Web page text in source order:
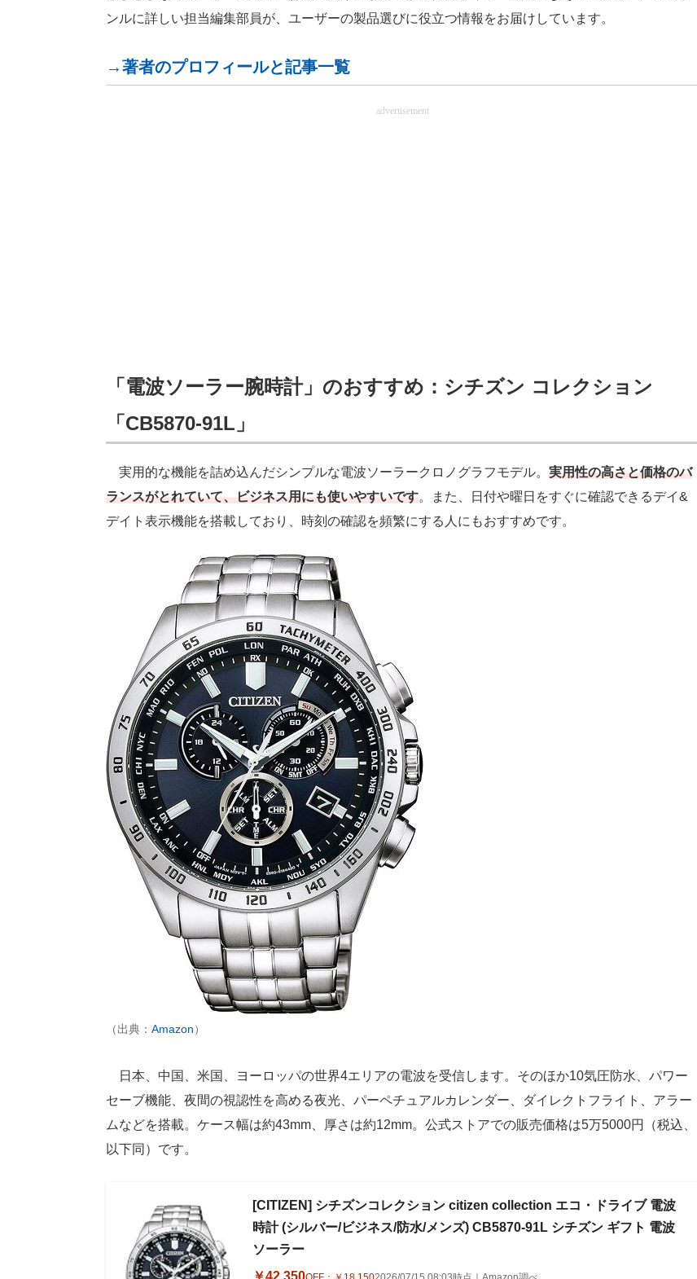
ンルに詳しい担当編集部員が、ユーザーの製品選びに役立つ情報をお届けしています。
→著者のプロフィールと記事一覧
advertisement
「電波ソーラー腕時計」のおすすめ：シチズン コレクション
「CB5870-91L」
実用的な機能を詰め込んだシンプルな電波ソーラークロノグラフモデル。 実用性の高さと価格のバ
ランスがとれていて、ビジネス用にも使いやすいです。また、日付や曜日をすぐに確認できるデイ&
デイト表示機能を搭載しており、時刻の確認を頻繁にする人にもおすすめです。
（出典： Amazon）
日本、中国、米国、ヨーロッパの世界4エリアの電波を受信します。そのほか10気圧防水、パワー
セーブ機能、夜間の視認性を高める夜光、パーペチュアルカレンダー、ダイレクトフライト、アラー
ムなどを搭載。ケース幅は約43mm、厚さは約12mm。公式ストアでの販売価格は5万5000円（税込、
以下同）です。
[CITIZEN] シチズンコレクション citizen collection エコ・ドライブ 電波
時計 (シルバー/ビジネス/防水/メンズ) CB5870-91L シチズン ギフト 電波
ソーラー
￥42,350